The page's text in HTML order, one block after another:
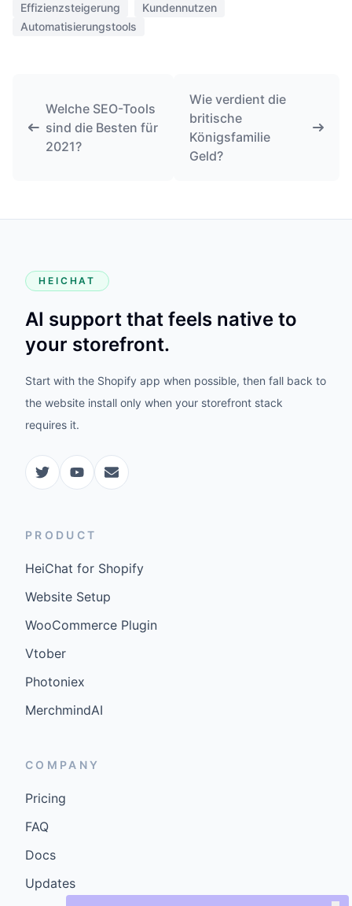
Effizienzsteigerung
Kundennutzen
Automatisierungstools
Welche SEO-Tools
sind die Besten für
2021?
Wie verdient die
britische
Königsfamilie
Geld?
HEICHAT
AI support that feels native to
your storefront.
Start with the Shopify app when possible, then fall back to
the website install only when your storefront stack
requires it.
PRODUCT
HeiChat for Shopify
Website Setup
WooCommerce Plugin
Vtober
Photoniex
MerchmindAI
COMPANY
Pricing
FAQ
Docs
Updates